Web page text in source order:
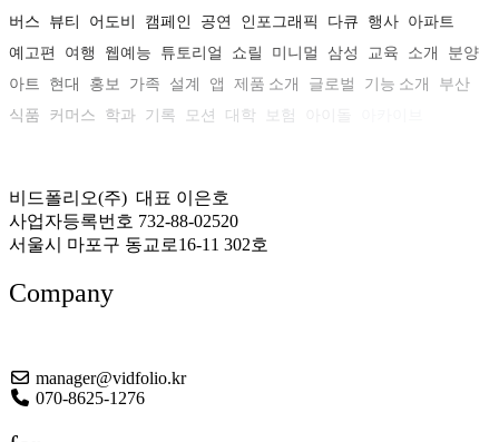
버스
뷰티 어도비 캠페인 공연 인포그래픽 다큐 행사 아파트
예고편
여행 웹예능 튜토리얼 쇼릴 미니멀 삼성 교육 소개
분양
아트
현대 홍보 가족 설계 앱 제품 소개 글로벌 기능 소개
부산
식품
커머스 학과 기록 모션 대학 보험
비드폴리오(주) 대표 이은호
사업자등록번호 732-88-02520
서울시 마포구 동교로16-11 302호
Company
manager@vidfolio.kr
070-8625-1276